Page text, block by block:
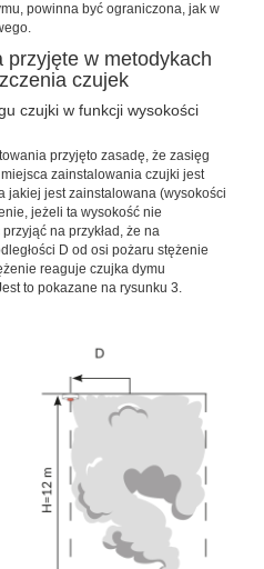
powinna być ograniczona, jak w
przyjęte w metodykach
czujek
czujki w funkcji wysokości
przyjęto zasadę, że zasięg
zainstalowania czujki jest
jakiej jest zainstalowana (wysokości
jeżeli ta wysokość nie
na przykład, że na
D od osi pożaru stężenie
reaguje czujka dymu
to pokazane na rysunku 3.